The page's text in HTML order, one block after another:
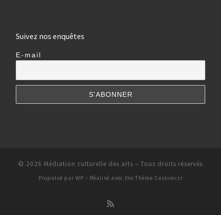
Suivez nos enquêtes
E-mail
© 2026 Médiation culturelle des arts – Tous droits réservés
Propulsé par WP – Réalisé avec the Thème Customizr